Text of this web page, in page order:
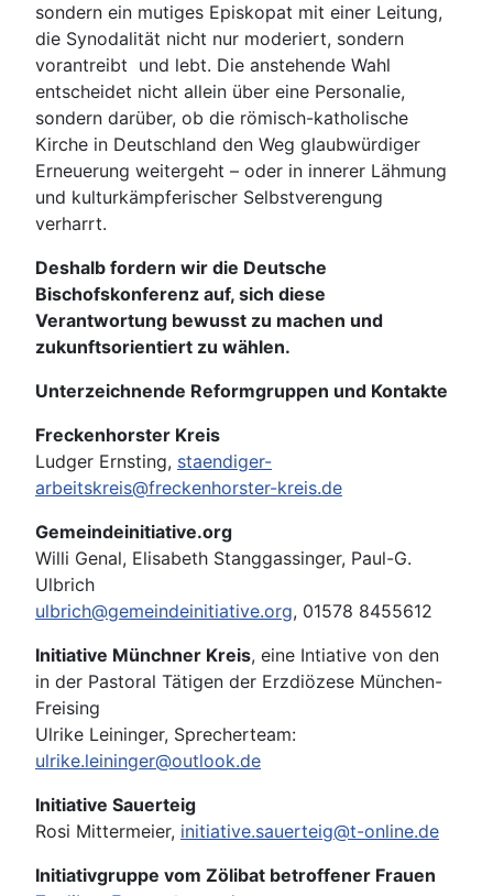
sondern ein mutiges Episkopat mit einer Leitung,
die Synodalität nicht nur moderiert, sondern
vorantreibt und lebt. Die anstehende Wahl
entscheidet nicht allein über eine Personalie,
sondern darüber, ob die römisch-katholische
Kirche in Deutschland den Weg glaubwürdiger
Erneuerung weitergeht – oder in innerer Lähmung
und kulturkämpferischer Selbstverengung
verharrt.
Deshalb fordern wir die Deutsche
Bischofskonferenz auf, sich diese
Verantwortung bewusst zu machen und
zukunftsorientiert zu wählen.
Unterzeichnende Reformgruppen und Kontakte
Freckenhorster Kreis
Ludger Ernsting, staendiger-
arbeitskreis@freckenhorster-kreis.de
Gemeindeinitiative.org
Willi Genal, Elisabeth Stanggassinger, Paul-G.
Ulbrich
ulbrich@gemeindeinitiative.org, 01578 8455612
Initiative Münchner Kreis, eine Intiative von den
in der Pastoral Tätigen der Erzdiözese München-
Freising
Ulrike Leininger, Sprecherteam:
ulrike.leininger@outlook.de
Initiative Sauerteig
Rosi Mittermeier, initiative.sauerteig@t-online.de
Initiativgruppe vom Zölibat betroffener Frauen